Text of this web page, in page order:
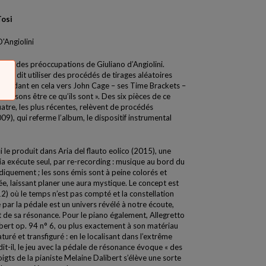
des préoccupations de Giuliano d’Angiolini.
il dit utiliser des procédés de tirages aléatoires
en cela vers John Cage – ses Time Brackets –
sons être ce qu’ils sont ». Des six pièces de ce
les plus récentes, relèvent de procédés
qui referme l’album, le dispositif instrumental
le produit dans Aria del flauto eolico (2015), une
exécute seul, par re-recording : musique au bord du
; les sons émis sont à peine colorés et
laissant planer une aura mystique. Le concept est
où le temps n’est pas compté et la constellation
la pédale est un univers révélé à notre écoute,
sa résonance. Pour le piano également, Allegretto
op. 94 n° 6, ou plus exactement à son matériau
et transfiguré : en le localisant dans l’extrême
il, le jeu avec la pédale de résonance évoque « des
de la pianiste Melaine Dalibert s’élève une sorte